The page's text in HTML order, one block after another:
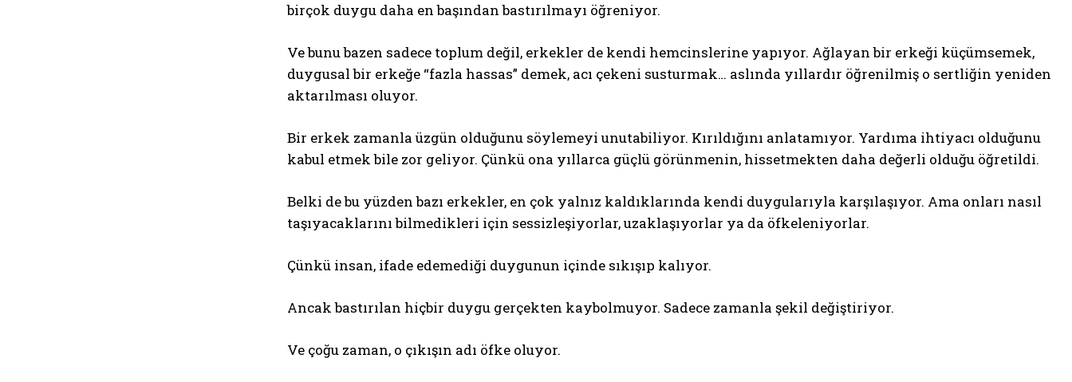
birçok duygu daha en başından bastırılmayı öğreniyor.
Ve bunu bazen sadece toplum değil, erkekler de kendi hemcinslerine yapıyor. Ağlayan bir erkeği küçümsemek,
duygusal bir erkeğe “fazla hassas” demek, acı çekeni susturmak… aslında yıllardır öğrenilmiş o sertliğin yeniden
aktarılması oluyor.
Bir erkek zamanla üzgün olduğunu söylemeyi unutabiliyor. Kırıldığını anlatamıyor. Yardıma ihtiyacı olduğunu
kabul etmek bile zor geliyor. Çünkü ona yıllarca güçlü görünmenin, hissetmekten daha değerli olduğu öğretildi.
Belki de bu yüzden bazı erkekler, en çok yalnız kaldıklarında kendi duygularıyla karşılaşıyor. Ama onları nasıl
taşıyacaklarını bilmedikleri için sessizleşiyorlar, uzaklaşıyorlar ya da öfkeleniyorlar.
Çünkü insan, ifade edemediği duygunun içinde sıkışıp kalıyor.
Ancak bastırılan hiçbir duygu gerçekten kaybolmuyor. Sadece zamanla şekil değiştiriyor.
Ve çoğu zaman, o çıkışın adı öfke oluyor.